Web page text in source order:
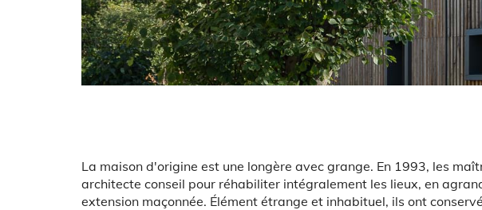
Body
La maison d'origine est une longère avec grange. En 1993, les
architecte conseil pour réhabiliter intégralement les lieux, en
extension maçonnée. Élément étrange et inhabituel, ils ont